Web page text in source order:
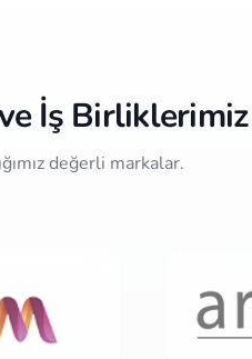
İş Birliklerimiz
değerli markalar.